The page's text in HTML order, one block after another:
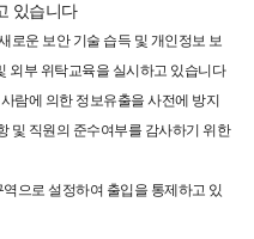
있습니다
로운 보안 기술 습득 및 개인정보 보
외부 위탁교육을 실시하고 있습니다
람에 의한 정보유출을 사전에 방지
및 직원의 준수여부를 감사하기 위한
으로 설정하여 출입을 통제하고 있